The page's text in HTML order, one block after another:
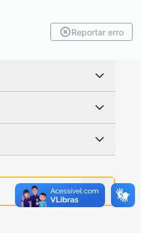
Reportar erro